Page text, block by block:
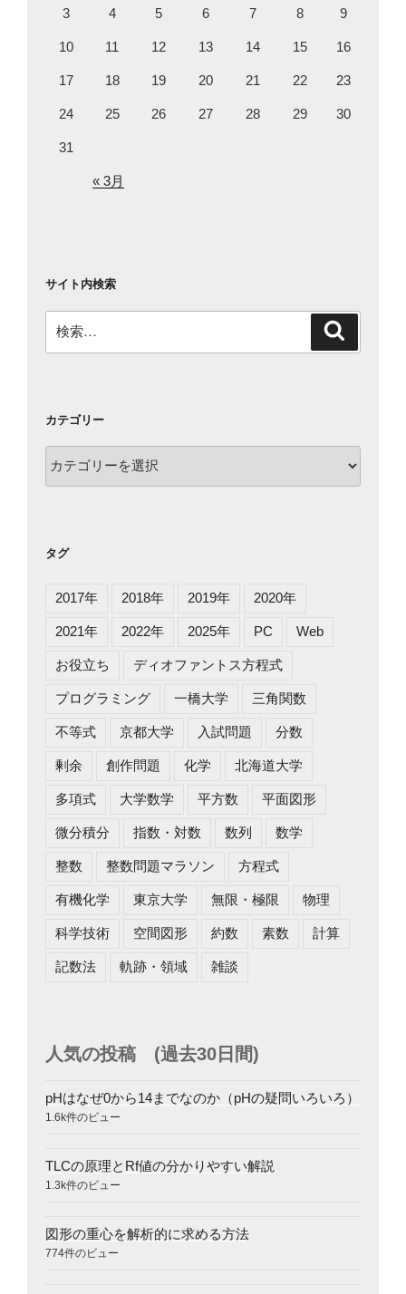
3 4 5 6 7 8 9
10 11 12 13 14 15 16
17 18 19 20 21 22 23
24 25 26 27 28 29 30
31
« 3月
サイト内検索
索:
カテゴリー
テ
タグ
2017年 2018年 2019年 2020年
2021年 2022年 2025年 PC Web
お役立ち ディオファントス方程式
プログラミング 一橋大学 三角関数
不等式 京都大学 入試問題 分数
剰余 創作問題 化学 北海道大学
多項式 大学数学 平方数 平面図形
微分積分 指数・対数 数列 数学
整数 整数問題マラソン 方程式
有機化学 東京大学 無限・極限 物理
科学技術 空間図形 約数 素数 計算
記数法 軌跡・領域 雑談
人気の投稿 (過去30日間)
pHはなぜ0から14までなのか（pHの疑問いろいろ）
1.6k件のビュー
TLCの原理とRf値の分かりやすい解説
1.3k件のビュー
図形の重心を解析的に求める方法
774件のビュー